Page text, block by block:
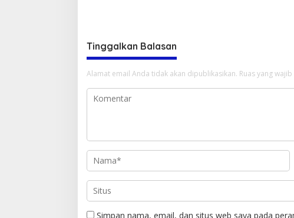
Tinggalkan Balasan
Alamat email Anda tidak akan dipublikasikan. Ruas yang
Simpan nama, email, dan situs web saya pada